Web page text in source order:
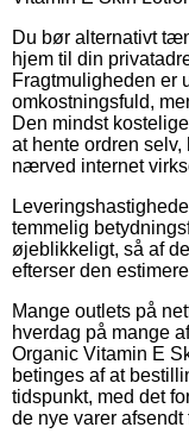
Du bør alternativt
hjem til din
Fragtmuligheden er
omkostningsfuld,
Den mindst
at hente ordren
nærved internet
temmelig
øjeblikkeligt, så af
efterser den
Mange outlets på
hverdag på mange
Organic Vitamin E
betinges af at
tidspunkt, med det
de nye varer